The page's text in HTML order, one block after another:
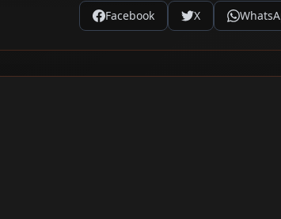
Facebook X